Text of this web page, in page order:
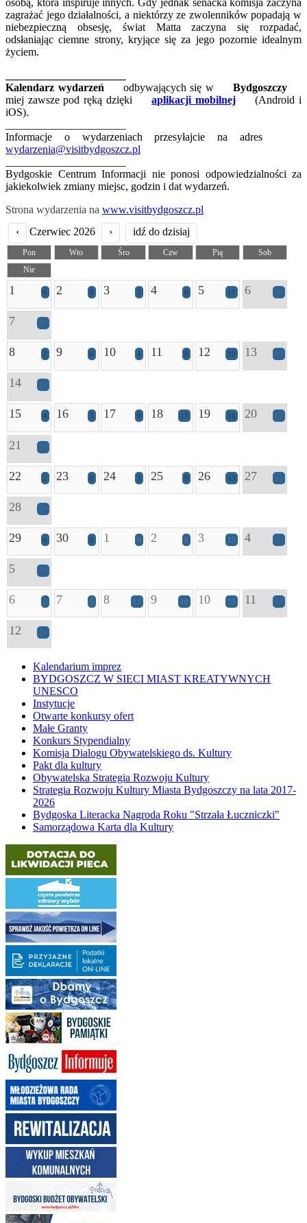
zagrażać jego działalności, a niektórzy ze zwolenników popadają w
niebezpieczną obsesję, świat Matta zaczyna się rozpadać,
odsłaniając ciemne strony, kryjące się za jego pozornie idealnym
życiem.
Kalendarz wydarzeń odbywających się w
Bydgoszczy
miej zawsze pod ręką dziękiaplikacji mobilnej(Android i
iOS).
Informacje o wydarzeniach przesyłajcie na adres
wydarzenia@visitbydgoszcz.pl
Bydgoskie Centrum Informacji nie ponosi odpowiedzialności za
jakiekolwiek zmiany miejsc, godzin i dat wydarzeń.
Strona wydarzenia na www.visitbydgoszcz.pl
‹
Czerwiec 2026 › idź do dzisiaj
Pon Wto Śro Czw Pią
Sob
Nie
1 6 2 8 3 5 4 6 5 11 6 29
7 21
8 2 9 6 10 4 11 9 12 10 13 33
14 17
15 4 16 5 17 9 18 13 19 16 20 31
21 20
22 2 23 6 24 3 25 9 26 13 27 31
28 19
29 6 30 6 1 8 2 8 3 13 4 20
5 12
6 3 7 5 8 12 9 10 10 13 11 24
12 16
Kalendarium imprez
BYDGOSZCZ W SIECI MIAST KREATYWNYCH
UNESCO
Instytucje
Otwarte konkursy ofert
Małe Granty
Konkurs Stypendialny
Komisja Dialogu Obywatelskiego ds. Kultury
Pakt dla kultury
Obywatelska Strategia Rozwoju Kultury
Strategia Rozwoju Kultury Miasta Bydgoszczy na lata 2017-
2026
Bydgoska Literacka Nagroda Roku "Strzała Łuczniczki"
Samorządowa Karta dla Kultury